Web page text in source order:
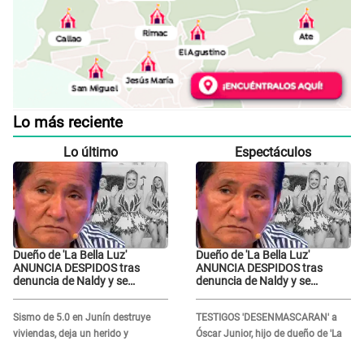
Lo más reciente
Lo último
Dueño de 'La Bella Luz'
ANUNCIA DESPIDOS tras
denuncia de Naldy y se
vulneradas"
Sismo de 5.0 en Junín destruye
viviendas, deja un herido y
Espectáculos
Dueño de 'La Bella Luz'
ANUNCIA DESPIDOS tras
denuncia de Naldy y se
vulneradas"
TESTIGOS 'DESENMASCARAN' a
Óscar Junior, hijo de dueño de 'La